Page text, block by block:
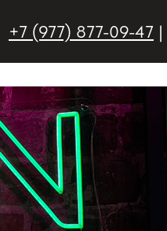
+7 (977) 877-09-47 |